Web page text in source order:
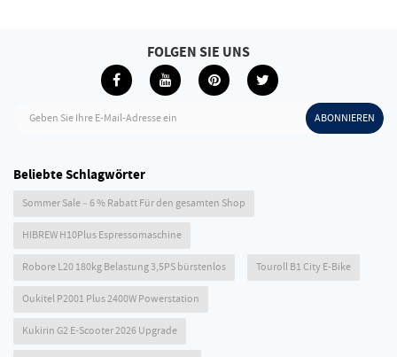
Geben Sie Ihre E-Mail-Adresse ein ABONNIEREN
FOLGEN SIE UNS
Beliebte Schlagwörter
Sommer Sale – 6 % Rabatt Für den gesamten Shop
HIBREW H10Plus Espressomaschine
Robore L20 180kg Belastung 3,5PS bürstenlos Touroll B1 City E-Bike
Oukitel P2001 Plus 2400W Powerstation
Kukirin G2 E-Scooter 2026 Upgrade